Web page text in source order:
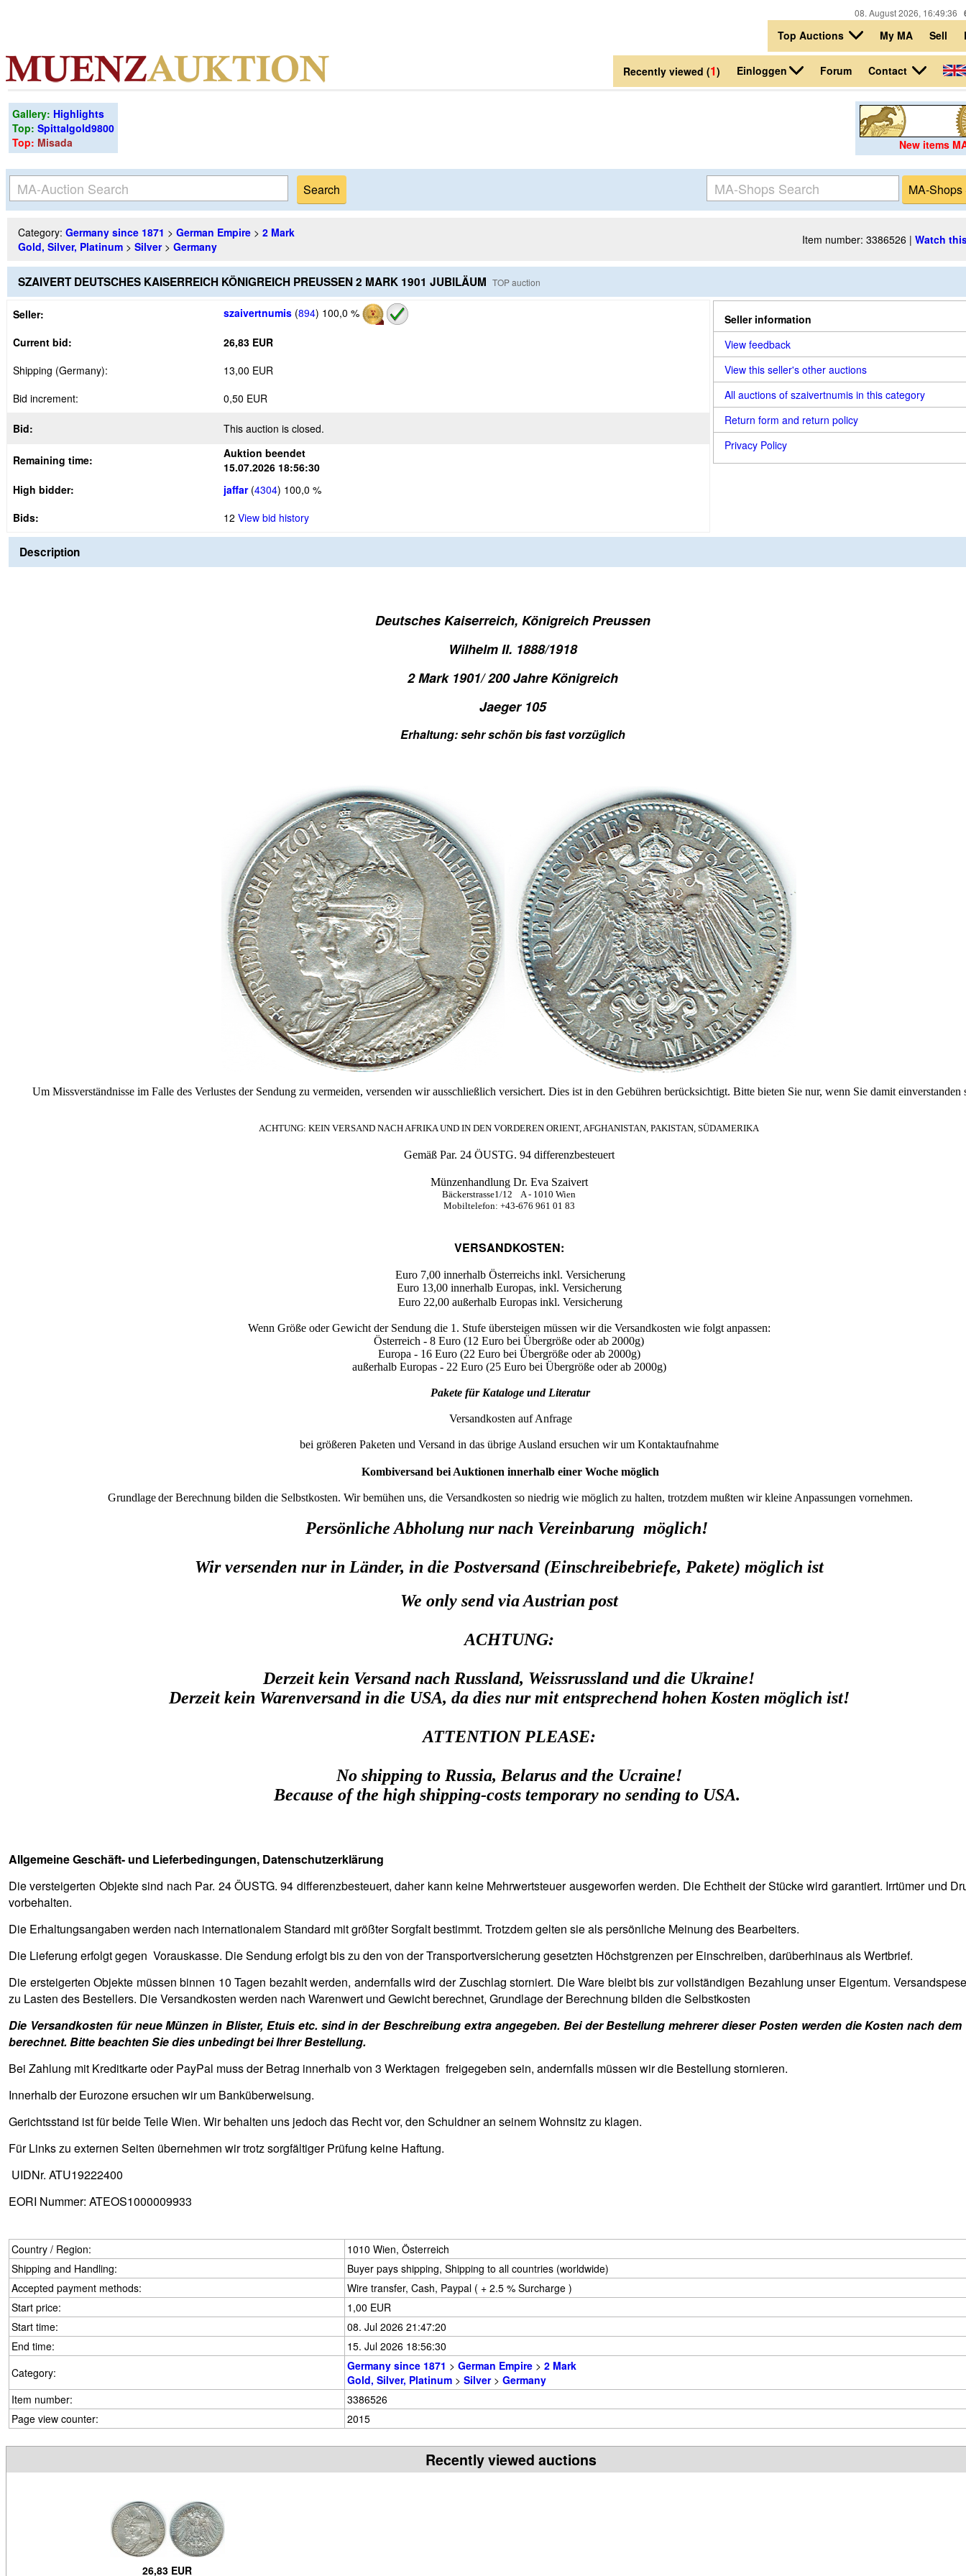
08. August 2026, 16:49:36
Top Auctions My MA Sell
Recently viewed (1) Einloggen Forum Contact
Gallery: Highlights
Top: Spittalgold9800
Top: Misada New items
Category: Germany since 1871 > German Empire > 2 Mark
Gold, Silver, Platinum > Silver> Germany Item number: 3386526 | Watch
SZAIVERT DEUTSCHES KAISERREICH KÖNIGREICH PREUSSEN 2 MARK 1901 JUBILÄUM TOP auction
Seller: szaivertnumis (894) 100,0 %
Current bid:
26,83 EUR
Shipping (Germany):
13,00 EUR
Bid increment:
0,50 EUR
Bid: This auction is closed.
Remaining time:
Auktion beendet
15.07.2026 18:56:30
High bidder:
jaffar(4304) 100,0 %
Bids:
12 View bid history
Seller information
View feedback
View this seller's other auctions
All auctions of szaivertnumis in this category
Return form and return policy
Privacy Policy
Description
Deutsches Kaiserreich, Königreich Preussen
Wilhelm II. 1888/1918
2 Mark 1901/ 200 Jahre Königreich
Jaeger 105
Erhaltung: sehr schön bis fast vorzüglich
Um Missverständnisse im Falle des Verlustes der Sendung zu vermeiden, versenden wir ausschließlich versichert. Dies ist in den Gebühren berücksichtigt. Bitte bieten Sie nur, wenn Sie damit einverstanden
ACHTUNG: KEIN VERSAND NACH AFRIKA UND IN DEN VORDEREN ORIENT, AFGHANISTAN, PAKISTAN, SÜDAMERIKA
Gemäß Par. 24 ÖUSTG. 94 differenzbesteuert
Münzenhandlung Dr. Eva Szaivert
Bäckerstrasse1/12 A - 1010 Wien
Mobiltelefon: +43-676 961 01 83
VERSANDKOSTEN:
Euro 7,00 innerhalb Österreichs inkl. Versicherung
Euro 13,00 innerhalb Europas, inkl. Versicherung
Euro 22,00 außerhalb Europas inkl. Versicherung
Wenn Größe oder Gewicht der Sendung die 1. Stufe übersteigen müssen wir die Versandkosten wie folgt anpassen:
Österreich - 8 Euro (12 Euro bei Übergröße oder ab 2000g)
Europa - 16 Euro (22 Euro bei Übergröße oder ab 2000g)
außerhalb Europas - 22 Euro (25 Euro bei Übergröße oder ab 2000g)
Pakete für Kataloge und Literatur
Versandkosten auf Anfrage
bei größeren Paketen und Versand in das übrige Ausland ersuchen wir um Kontaktaufnahme
Kombiversand bei Auktionen innerhalb einer Woche möglich
Grundlageder Berechnung bilden die Selbstkosten. Wir bemühen uns, die Versandkosten so niedrig wie möglich zu halten, trotzdem mußten wir kleine Anpassungen vornehmen.
Persönliche Abholung nur nach Vereinbarung möglich!
Wir versenden nur in Länder, in die Postversand (Einschreibebriefe, Pakete) möglich ist
We only send via Austrian post
ACHTUNG:
Derzeit kein Versand nach Russland, Weissrussland und die Ukraine!
Derzeit kein Warenversand in die USA, da dies nur mit entsprechend hohen Kosten möglich ist!
ATTENTION PLEASE:
No shipping to Russia, Belarus and the Ucraine!
Because of the high shipping-costs temporary no sending to USA.
Allgemeine Geschäft- und Lieferbedingungen, Datenschutzerklärung
Die versteigerten Objekte sind nach Par. 24 ÖUSTG. 94 differenzbesteuert, daher kann keine Mehrwertsteuer ausgeworfen werden. Die Echtheit der Stücke wird garantiert. Irrtümer und
vorbehalten.
Die Erhaltungsangaben werden nach internationalem Standard mit größter Sorgfalt bestimmt. Trotzdem gelten sie als persönliche Meinung des Bearbeiters.
Die Lieferung erfolgt gegen Vorauskasse. Die Sendung erfolgt bis zu den von der Transportversicherung gesetzten Höchstgrenzen per Einschreiben, darüberhinaus als Wertbrief.
Die ersteigerten Objekte müssen binnen 10 Tagen bezahlt werden, andernfalls wird der Zuschlag storniert. Die Ware bleibt bis zur vollständigen Bezahlung unser Eigentum.
zu Lasten des Bestellers. Die Versandkosten werden nach Warenwert und Gewicht berechnet, Grundlage der Berechnung bilden die Selbstkosten
Die Versandkosten für neue Münzen in Blister, Etuis etc. sind in der Beschreibung extra angegeben. Bei der Bestellung mehrerer dieser Posten werden die Kosten nach dem
berechnet. Bitte beachten Sie dies unbedingt bei Ihrer Bestellung.
Bei Zahlung mit Kreditkarte oder PayPal muss der Betrag innerhalb von 3 Werktagen freigegeben sein, andernfalls müssen wir die Bestellung stornieren.
Innerhalb der Eurozone ersuchen wir um Banküberweisung.
Gerichtsstand ist für beide Teile Wien. Wir behalten uns jedoch das Recht vor, den Schuldner an seinem Wohnsitz zu klagen.
Für Links zu externen Seiten übernehmen wir trotz sorgfältiger Prüfung keine Haftung.
UIDNr. ATU19222400
EORI Nummer: ATEOS1000009933
Country / Region:
1010 Wien, Österreich
Shipping and Handling:
Buyer pays shipping, Shipping to all countries (worldwide)
Accepted payment methods:
Wire transfer, Cash, Paypal ( + 2.5 % Surcharge )
Start price:
1,00 EUR
Start time:
08. Jul 2026 21:47:20
End time:
15. Jul 2026 18:56:30
Category:
Germany since 1871 > German Empire > 2 Mark
Gold, Silver, Platinum > Silver> Germany
Item number:
3386526
Page view counter:
2015
Recently viewed auctions
26,83 EUR